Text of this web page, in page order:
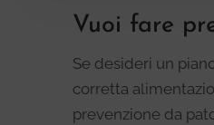
Vuoi fare
Se desideri un
corretta
prevenzione da